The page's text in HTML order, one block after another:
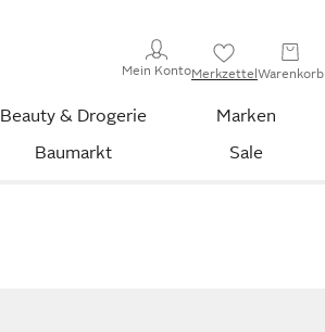
Mein KontoMerkzettelWarenkorb
Beauty & Drogerie
Marken
Baumarkt Sale